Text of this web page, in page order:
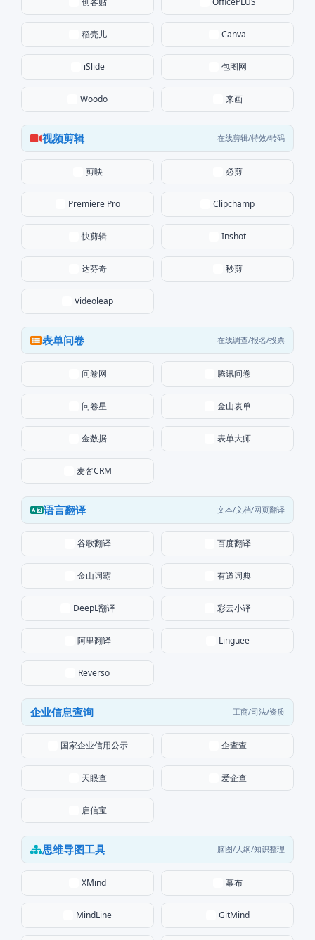
稻壳儿 Canva
iSlide 包图网
Woodo 来画
视频剪辑 在线剪辑/特效/转码
剪映 必剪
Premiere Pro Clipchamp
快剪辑 Inshot
达芬奇 秒剪
Videoleap
表单问卷 在线调查/报名/投票
问卷网 腾讯问卷
问卷星 金山表单
金数据 表单大师
麦客CRM
语言翻译 文本/文档/网页翻译
谷歌翻译 百度翻译
金山词霸 有道词典
DeepL翻译 彩云小译
阿里翻译 Linguee
Reverso
企业信息查询 工商/司法/资质
国家企业信用公示 企查查
天眼查 爱企查
启信宝
思维导图工具 脑图/大纲/知识整理
XMind 幕布
MindLine GitMind